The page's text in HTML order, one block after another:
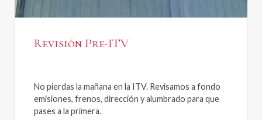
Revisión Pre-ITV
No pierdas la mañana en la ITV. Revisamos a fondo
emisiones, frenos, dirección y alumbrado para que
pases a la primera.